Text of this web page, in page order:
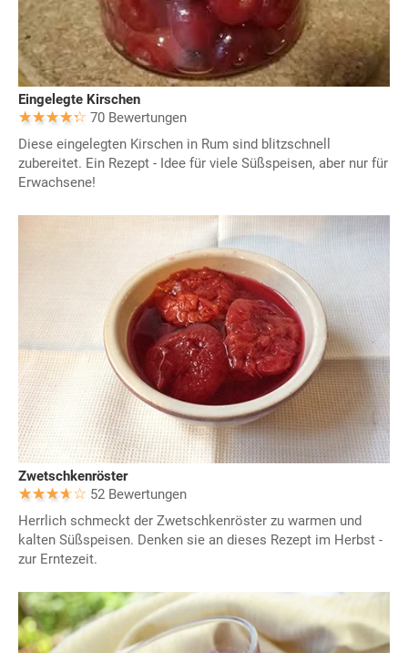
Eingelegte Kirschen
70 Bewertungen
Diese eingelegten Kirschen in Rum sind blitzschnell
zubereitet. Ein Rezept - Idee für viele Süßspeisen, aber nur für
Erwachsene!
Zwetschkenröster
52 Bewertungen
Herrlich schmeckt der Zwetschkenröster zu warmen und
kalten Süßspeisen. Denken sie an dieses Rezept im Herbst -
zur Erntezeit.